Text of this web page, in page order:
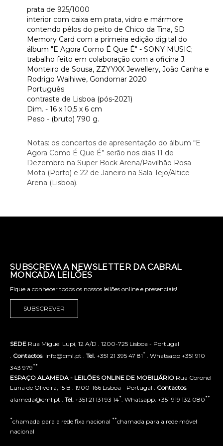
prata de 925/1000
interior com caixa em prata, vidro e mármore
contendo pêlos do peito de Chico da Tina, SD
Memory Card com a primeira edição digital do
álbum "E Agora Como É Que É" - SONY MUSIC;
trabalho feito em colaboração com a oficina J.
Monteiro de Sousa, ZZYYXX Jewellery, João Canha e
Rodrigo Waihiwe, Gondomar 2020
Português
contraste de Lisboa (pós-2021)
Dim. - 16 x 10,5 x 6 cm
Peso - (bruto) 790 g.
Notas: os concertos de apresentação do álbum “E
Agora Como É Que É” serão nos dias 11 de
Dezembro na Super Bock Arena/Pavilhão Rosa
Mota (Porto) e 22 de Janeiro na Sala Tejo/Altice
Arena (Lisboa).
SUBSCREVA A NEWSLETTER DA CABRAL
MONCADA LEILÕES
Fique a conhecer todos os nossos leilões online e presenciais!
SUBSCREVER
SEDE Rua Miguel Lupi, 12 A/D . 1200-725 Lisboa - Portugal
Contactos: info@cml.pt . Tel. +351 21 395 47 81* . Whatsapp +351 910
343 979**
ESPAÇO ALAMEDA - LEILÕES ONLINE DE MOBILIÁRIO Rua Coronel
Luna de Oliveira, 15 B . 1900-166 Lisboa - Portugal . Contactos:
alameda@cml.pt . Tel. +351 21 131 93 14* . Whatsapp. +351 919 132 080**
*chamada para a rede fixa nacional **chamada para a rede móvel
nacional